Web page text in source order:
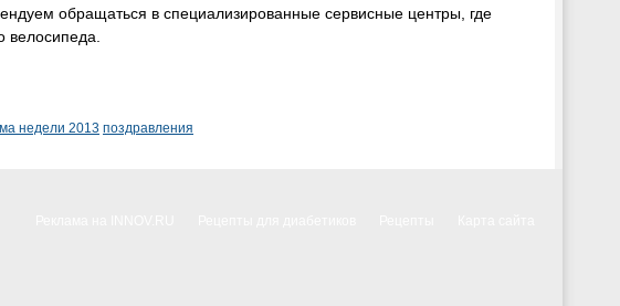
обращаться в специализированные сервисные центры, где
велосипеда.
недели 2013 поздравления